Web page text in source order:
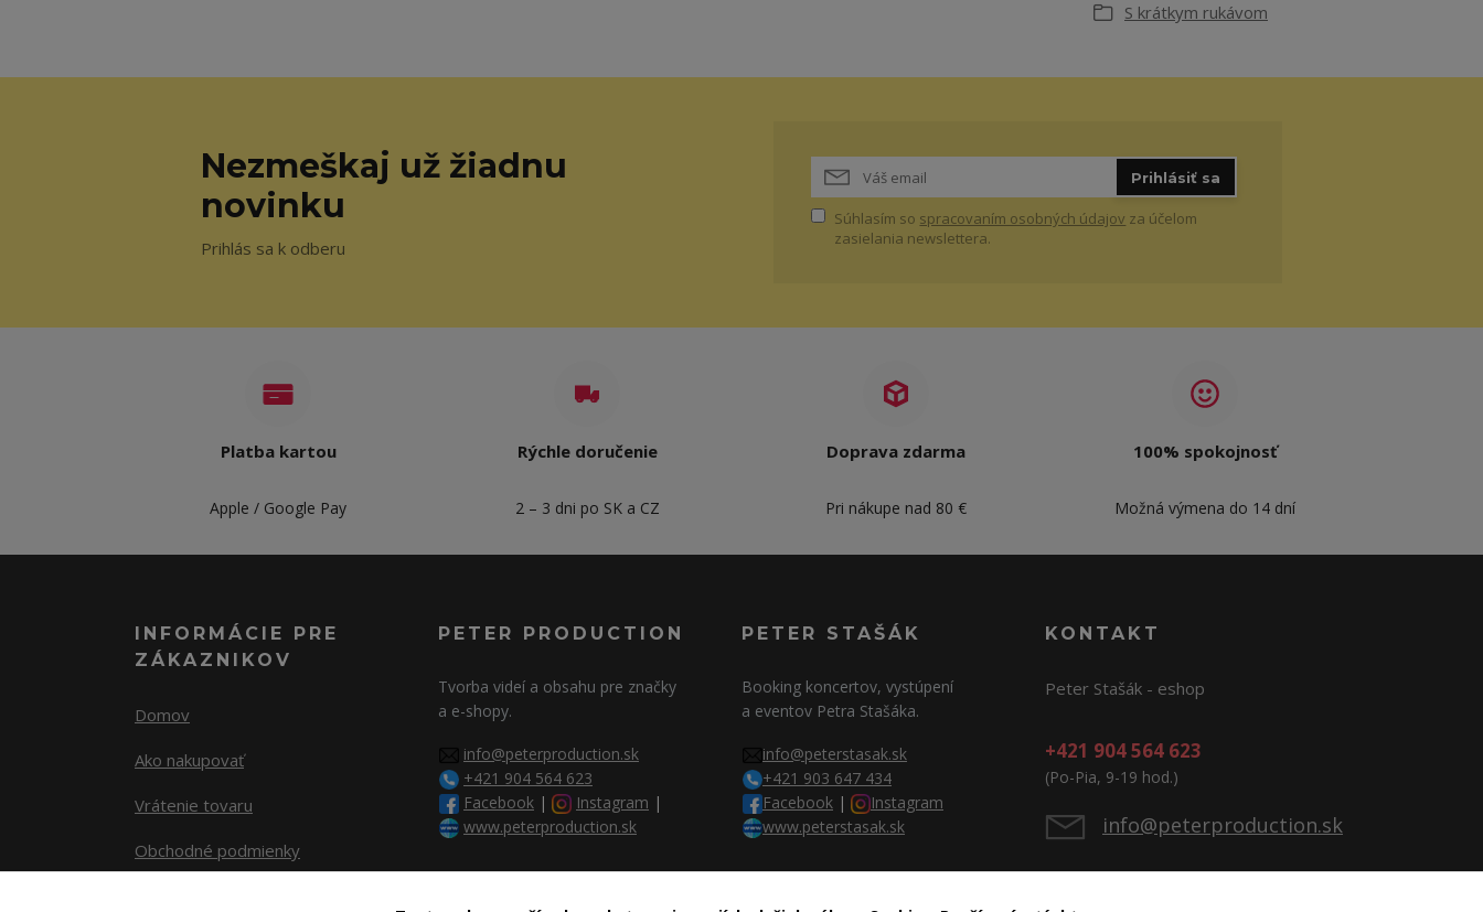
S krátkym rukávom
Nezmeškaj už žiadnu
novinku
Prihlás sa k odberu
Prihlásiť sa
Súhlasím so spracovaním osobných údajov za účelom
zasielania newslettera.
Platba kartou
Apple / Google Pay
Rýchle doručenie
2 – 3 dni po SK a CZ
Doprava zdarma
Pri nákupe nad 80 €
100% spokojnosť
Možná výmena do 14 dní
INFORMÁCIE PRE
ZÁKAZNIKOV
Domov
Ako nakupovať
Vrátenie tovaru
Obchodné podmienky
PETER PRODUCTION
Tvorba videí a obsahu pre značky
a e-shopy.
info@peterproduction.sk
+421 904 564 623
Facebook | Instagram |
www.peterproduction.sk
PETER STAŠÁK
Booking koncertov, vystúpení
a eventov Petra Stašáka.
info@peterstasak.sk
+421 903 647 434
Facebook |
Instagram
www.peterstasak.sk
KONTAKT
Peter Stašák - eshop
+421 904 564 623
(Po-Pia, 9-19 hod.)
info@peterproduction.sk